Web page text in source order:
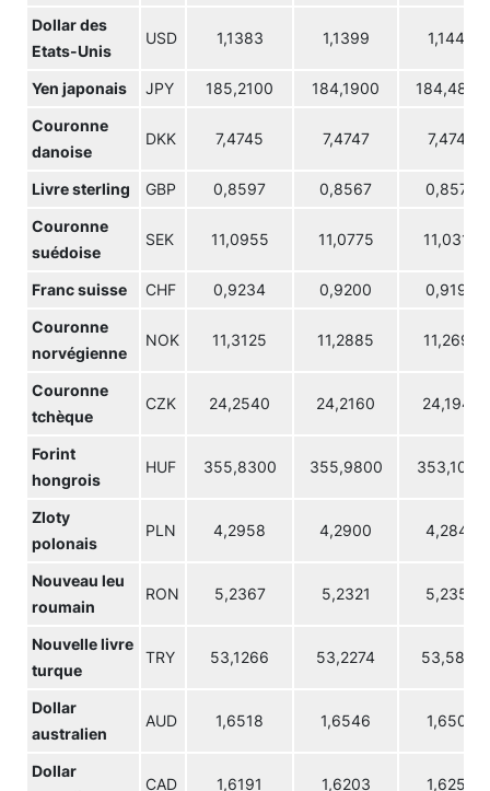
Dollar des
Etats-Unis
USD 1,1383 1,1399 1,1448
Yen japonais JPY 185,2100 184,1900 184,4800
Couronne
danoise
DKK 7,4745 7,4747 7,4746
Livre sterling GBP 0,8597 0,8567 0,8572
Couronne
suédoise
SEK 11,0955 11,0775 11,0315
Franc suisse CHF 0,9234 0,9200 0,9190
Couronne
norvégienne
NOK 11,3125 11,2885 11,2690
Couronne
tchèque
CZK 24,2540 24,2160 24,1940
Forint
hongrois
HUF 355,8300 355,9800 353,1000
Zloty
polonais
PLN 4,2958 4,2900 4,2848
Nouveau leu
roumain
RON 5,2367 5,2321 5,2359
Nouvelle livre
turque
TRY 53,1266 53,2274 53,5821
Dollar
australien
AUD 1,6518 1,6546 1,6500
Dollar
CAD 1,6191 1,6203 1,6258